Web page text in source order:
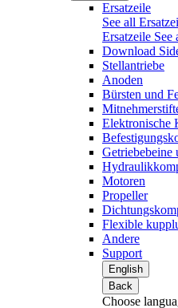
Ersatzeile
See all
Ersatzeile See
Download
Stellantriebe
Anoden
Bürsten und
Elektronische
Getriebebeine
Motoren
Propeller
Flexible
Andere
Support
English
Back
Choose